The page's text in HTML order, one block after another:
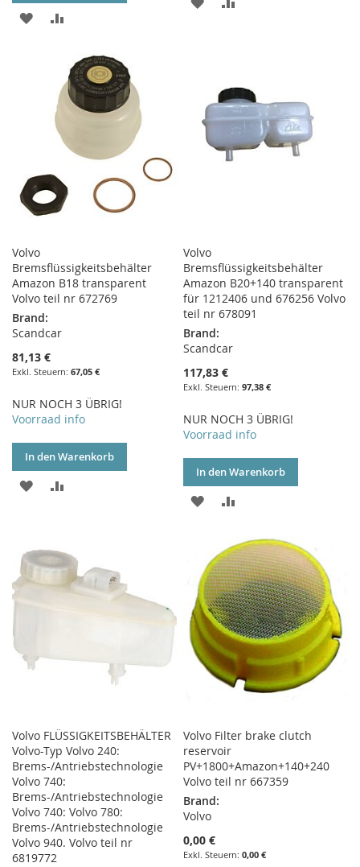
ZUR
HINZUFÜGEN
HINZUFÜGEN
Volvo
Bremsflüssigkeitsbehälter
Amazon B18 transparent
Volvo teil nr 672769
Brand:
Scandcar
81,13 €
67,05 €
NUR NOCH 3 ÜBRIG!
Voorraad info
In den Warenkorb
ZUR
Volvo
Bremsflüssigkeitsbehälter
Amazon B20+140 transparent
für 1212406 und 676256 Volvo
teil nr 678091
Brand:
Scandcar
117,83 €
97,38 €
NUR NOCH 3 ÜBRIG!
Voorraad info
In den Warenkorb
ZUR
HINZUFÜGEN
HINZUFÜGEN
Volvo FLÜSSIGKEITSBEHÄLTER
Volvo-Typ Volvo 240:
Brems-/Antriebstechnologie
Volvo 740:
Brems-/Antriebstechnologie
Volvo 740: Volvo 780:
Brems-/Antriebstechnologie
Volvo 940. Volvo teil nr
6819772
Volvo Filter brake clutch
reservoir
PV+1800+Amazon+140+240
Volvo teil nr 667359
Brand:
Volvo
0,00 €
0,00 €